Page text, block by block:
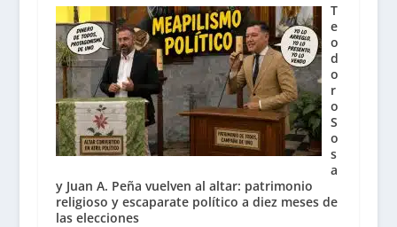
T
e
o
d
o
r
o
S
o
s
a
y Juan A. Peña vuelven al altar: patrimonio
religioso y escaparate político a diez meses de
las elecciones